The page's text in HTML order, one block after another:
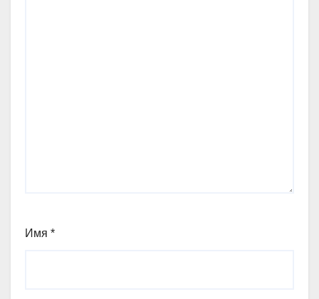
Имя *